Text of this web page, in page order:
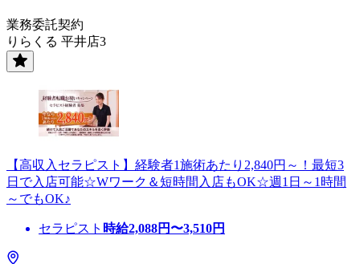
業務委託契約
りらくる 平井店3
【高収入セラピスト】経験者1施術あたり2,840円～！最短3
日で入店可能☆Wワーク＆短時間入店もOK☆週1日～1時間
～でもOK♪
セラピスト 時給2,088円〜3,510円